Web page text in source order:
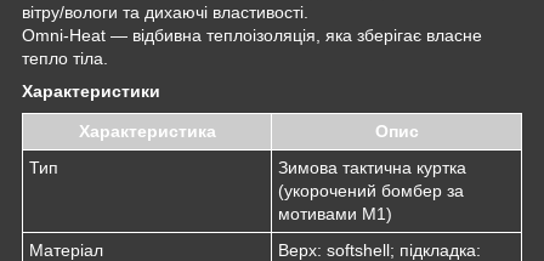
вітру/вологи та дихаючі властивості.
Omni-Heat — відбивна теплоізоляція, яка зберігає власне
тепло тіла.
Характеристики
Характеристика
Опис
Тип
Зимова тактична куртка
(укорочений бомбер за
мотивами M1)
Матеріал
Верх: softshell; підкладка: